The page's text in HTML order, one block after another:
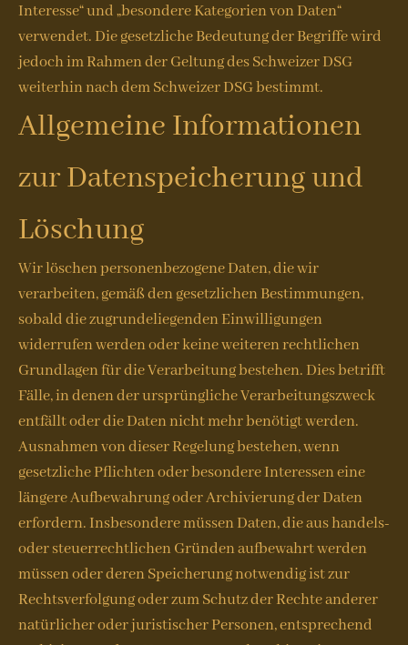
Interesse“ und „besondere Kategorien von Daten“
verwendet. Die gesetzliche Bedeutung der Begriffe wird
jedoch im Rahmen der Geltung des Schweizer DSG
weiterhin nach dem Schweizer DSG bestimmt.
Allgemeine Informationen
zur Datenspeicherung und
Löschung
Wir löschen personenbezogene Daten, die wir
verarbeiten, gemäß den gesetzlichen Bestimmungen,
sobald die zugrundeliegenden Einwilligungen
widerrufen werden oder keine weiteren rechtlichen
Grundlagen für die Verarbeitung bestehen. Dies betrifft
Fälle, in denen der ursprüngliche Verarbeitungszweck
entfällt oder die Daten nicht mehr benötigt werden.
Ausnahmen von dieser Regelung bestehen, wenn
gesetzliche Pflichten oder besondere Interessen eine
längere Aufbewahrung oder Archivierung der Daten
erfordern. Insbesondere müssen Daten, die aus handels-
oder steuerrechtlichen Gründen aufbewahrt werden
müssen oder deren Speicherung notwendig ist zur
Rechtsverfolgung oder zum Schutz der Rechte anderer
natürlicher oder juristischer Personen, entsprechend